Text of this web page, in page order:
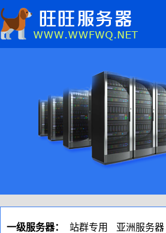
一级服务器： 站群专用 亚洲服务器